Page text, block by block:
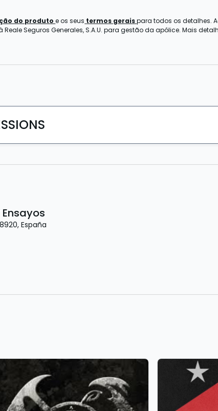
do produtoe os seus termos geraispara todos os detalhes.
Seguros Generales, S.A.U. para gestão da apólice. Mais
, España